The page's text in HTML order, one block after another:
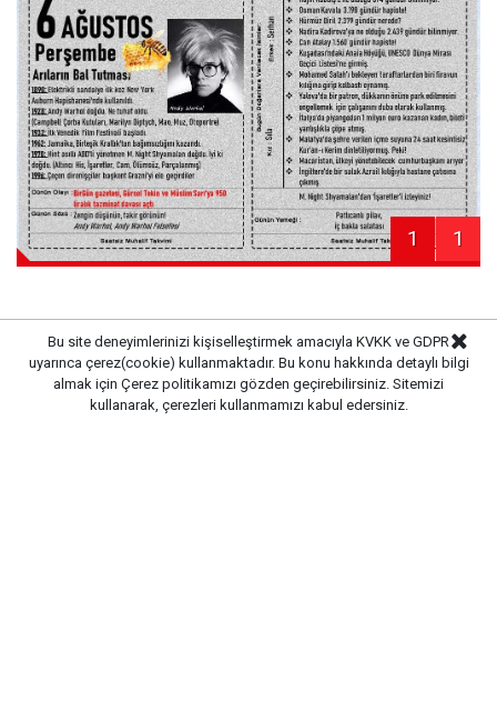
1 1
Kaynak: Haber Merkezi
Bu site deneyimlerinizi kişiselleştirmek amacıyla KVKK ve GDPR
uyarınca çerez(cookie) kullanmaktadır. Bu konu hakkında detaylı bilgi
almak için Çerez politikamızı gözden geçirebilirsiniz. Sitemizi
kullanarak, çerezleri kullanmamızı kabul edersiniz.